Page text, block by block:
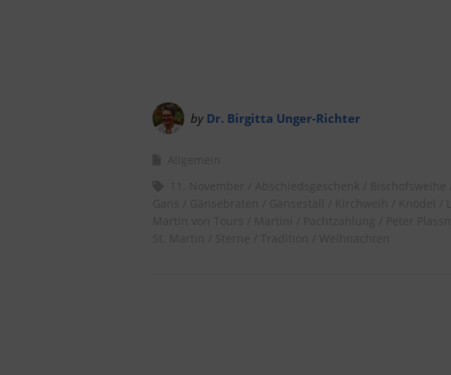
by Dr. Birgitta Unger-Richter